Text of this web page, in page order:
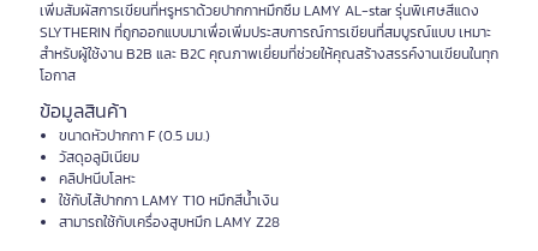
เพิ่มสัมผัสการเขียนที่หรูหราด้วยปากกาหมึกซึม LAMY AL-star รุ่นพิเศษสีแดง
SLYTHERIN ที่ถูกออกแบบมาเพื่อเพิ่มประสบการณ์การเขียนที่สมบูรณ์แบบ เหมาะ
สำหรับผู้ใช้งาน B2B และ B2C คุณภาพเยี่ยมที่ช่วยให้คุณสร้างสรรค์งานเขียนในทุก
โอกาส
ข้อมูลสินค้า
ขนาดหัวปากกา F (0.5 มม.)
วัสดุอลูมิเนียม
คลิปหนีบโลหะ
ใช้กับไส้ปากกา LAMY T10 หมึกสีน้ำเงิน
สามารถใช้กับเครื่องสูบหมึก LAMY Z28